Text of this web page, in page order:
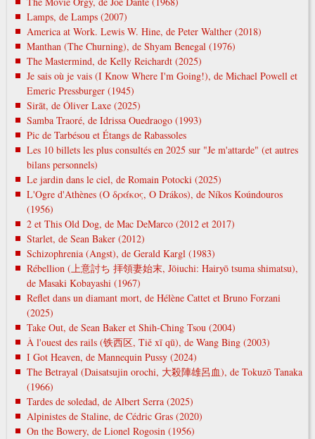
Lamps, de Lamps (2007)
America at Work. Lewis W. Hine, de Peter Walther (2018)
Manthan (The Churning), de Shyam Benegal (1976)
The Mastermind, de Kelly Reichardt (2025)
Je sais où je vais (I Know Where I'm Going!), de Michael Powell et
Emeric Pressburger (1945)
Sirāt, de Óliver Laxe (2025)
Samba Traoré, de Idrissa Ouedraogo (1993)
Pic de Tarbésou et Étangs de Rabassoles
Les 10 billets les plus consultés en 2025 sur "Je m'attarde" (et autres
bilans personnels)
Le jardin dans le ciel, de Romain Potocki (2025)
L'Ogre d'Athènes (Ο δράκος, O Drákos), de Níkos Koúndouros
(1956)
2 et This Old Dog, de Mac DeMarco (2012 et 2017)
Starlet, de Sean Baker (2012)
Schizophrenia (Angst), de Gerald Kargl (1983)
Rébellion (上意討ち 拝領妻始末, Jōiuchi: Hairyō tsuma shimatsu),
de Masaki Kobayashi (1967)
Reflet dans un diamant mort, de Hélène Cattet et Bruno Forzani
(2025)
Take Out, de Sean Baker et Shih-Ching Tsou (2004)
À l'ouest des rails (铁西区, Tiě xī qū), de Wang Bing (2003)
I Got Heaven, de Mannequin Pussy (2024)
The Betrayal (Daisatsujin orochi, 大殺陣雄呂血), de Tokuzō Tanaka
(1966)
Tardes de soledad, de Albert Serra (2025)
Alpinistes de Staline, de Cédric Gras (2020)
On the Bowery, de Lionel Rogosin (1956)